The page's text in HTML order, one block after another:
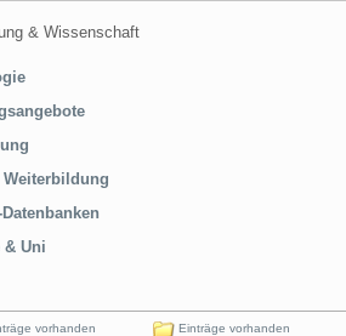
& Wissenschaft
Weiterbildung
& Uni
vorhanden Einträge vorhanden